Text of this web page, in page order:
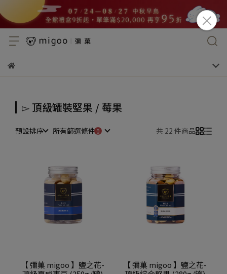
▻ 頂級罐裝堅果 / 莓果
預設排序 所有篩選條件 共 22 件商品
【 彌菓 migoo 】鹽之花-
【 彌菓 migoo 】鹽之花-